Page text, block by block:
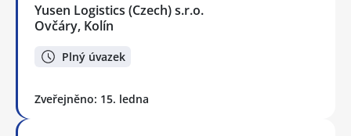
Yusen Logistics (Czech) s.r.o.
Ovčáry, Kolín
Plný úvazek
Zveřejněno: 15. ledna